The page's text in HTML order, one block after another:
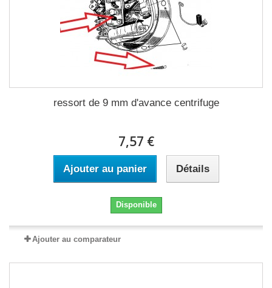
ressort de 9 mm d'avance centrifuge
7,57 €
Ajouter au panier Détails
Disponible
Ajouter au comparateur